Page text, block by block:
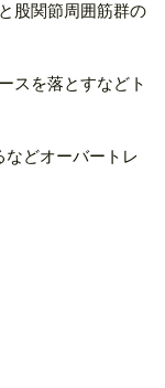
股関節周囲筋群の
スを落とすなどト
などオーバートレ